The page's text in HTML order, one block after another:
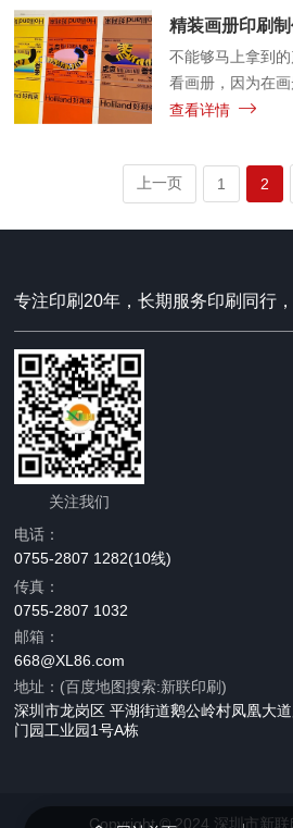
精装画册印刷
不能够马上拿到
看画册，因为在
物中的样子，所
查看详情
上一页 1 2
专注印刷20年，长期服务印刷同行
关注我们
电话：
0755-2807 1282(10线)
传真：
0755-2807 1032
邮箱：
668@XL86.com
地址：(百度地图搜索:新联印刷)
深圳市龙岗区 平湖街道鹅公岭村凤凰大
门园工业园1号A栋
Copyright © 2024 深圳市新